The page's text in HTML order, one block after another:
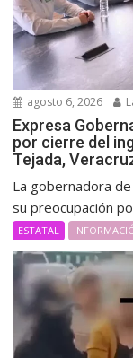
agosto 6, 2026
Expresa
por cierre del
Tejada,
La gobernadora
su preocupación
ESTATAL